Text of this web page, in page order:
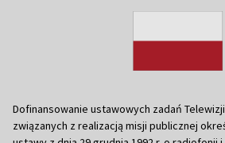
Dofinansowanie ustawowych zadań
związanych z realizacją misji publicznej